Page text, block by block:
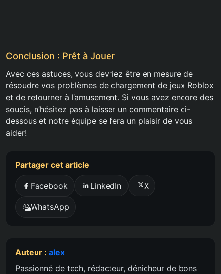
Conclusion : Prêt à Jouer
Avec ces astuces, vous devriez être en mesure de
résoudre vos problèmes de chargement de jeux Roblox
et de retourner à l’amusement. Si vous avez encore des
soucis, n’hésitez pas à laisser un commentaire ci-
dessous et notre équipe se fera un plaisir de vous
aider!
Partager cet article
Facebook LinkedIn X
WhatsApp
Auteur : alex
Passionné de tech, rédacteur, dénicheur de bons